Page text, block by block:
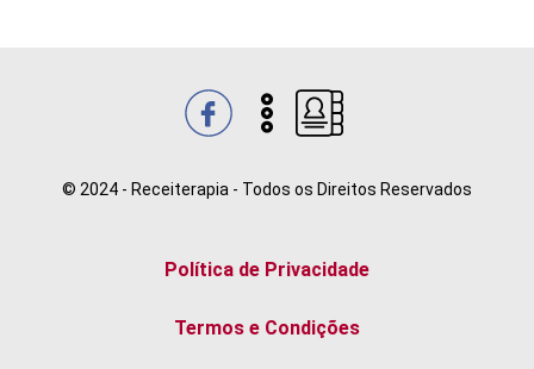
© 2024 - Receiterapia - Todos os Direitos Reservados
Termos e Condições
Política de Privacidade